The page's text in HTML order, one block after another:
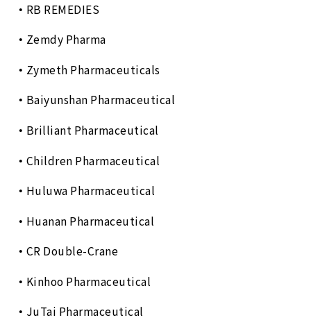
RB REMEDIES
Zemdy Pharma
Zymeth Pharmaceuticals
Baiyunshan Pharmaceutical
Brilliant Pharmaceutical
Children Pharmaceutical
Huluwa Pharmaceutical
Huanan Pharmaceutical
CR Double-Crane
Kinhoo Pharmaceutical
JuTai Pharmaceutical